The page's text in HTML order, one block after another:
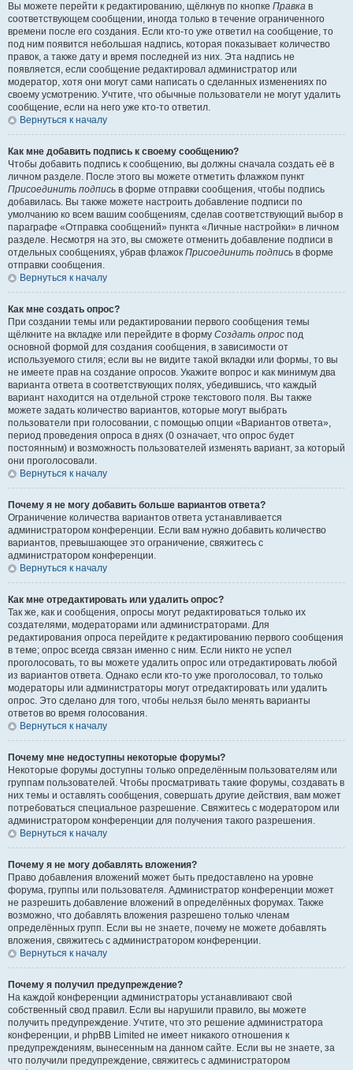
Вы можете перейти к редактированию, щёлкнув по кнопке Правка в
соответствующем сообщении, иногда только в течение ограниченного
времени после его создания. Если кто-то уже ответил на сообщение, то
под ним появится небольшая надпись, которая показывает количество
правок, а также дату и время последней из них. Эта надпись не
появляется, если сообщение редактировал администратор или
модератор, хотя они могут сами написать о сделанных изменениях по
своему усмотрению. Учтите, что обычные пользователи не могут удалить
сообщение, если на него уже кто-то ответил.
Вернуться к началу
Как мне добавить подпись к своему сообщению?
Чтобы добавить подпись к сообщению, вы должны сначала создать её в
личном разделе. После этого вы можете отметить флажком пункт
Присоединить подпись в форме отправки сообщения, чтобы подпись
добавилась. Вы также можете настроить добавление подписи по
умолчанию ко всем вашим сообщениям, сделав соответствующий выбор в
параграфе «Отправка сообщений» пункта «Личные настройки» в личном
разделе. Несмотря на это, вы сможете отменить добавление подписи в
отдельных сообщениях, убрав флажок Присоединить подпись в форме
отправки сообщения.
Вернуться к началу
Как мне создать опрос?
При создании темы или редактировании первого сообщения темы
щёлкните на вкладке или перейдите в форму Создать опрос под
основной формой для создания сообщения, в зависимости от
используемого стиля; если вы не видите такой вкладки или формы, то вы
не имеете прав на создание опросов. Укажите вопрос и как минимум два
варианта ответа в соответствующих полях, убедившись, что каждый
вариант находится на отдельной строке текстового поля. Вы также
можете задать количество вариантов, которые могут выбрать
пользователи при голосовании, с помощью опции «Вариантов ответа»,
период проведения опроса в днях (0 означает, что опрос будет
постоянным) и возможность пользователей изменять вариант, за который
они проголосовали.
Вернуться к началу
Почему я не могу добавить больше вариантов ответа?
Ограничение количества вариантов ответа устанавливается
администратором конференции. Если вам нужно добавить количество
вариантов, превышающее это ограничение, свяжитесь с
администратором конференции.
Вернуться к началу
Как мне отредактировать или удалить опрос?
Так же, как и сообщения, опросы могут редактироваться только их
создателями, модераторами или администраторами. Для
редактирования опроса перейдите к редактированию первого сообщения
в теме; опрос всегда связан именно с ним. Если никто не успел
проголосовать, то вы можете удалить опрос или отредактировать любой
из вариантов ответа. Однако если кто-то уже проголосовал, то только
модераторы или администраторы могут отредактировать или удалить
опрос. Это сделано для того, чтобы нельзя было менять варианты
ответов во время голосования.
Вернуться к началу
Почему мне недоступны некоторые форумы?
Некоторые форумы доступны только определённым пользователям или
группам пользователей. Чтобы просматривать такие форумы, создавать в
них темы и оставлять сообщения, совершать другие действия, вам может
потребоваться специальное разрешение. Свяжитесь с модератором или
администратором конференции для получения такого разрешения.
Вернуться к началу
Почему я не могу добавлять вложения?
Право добавления вложений может быть предоставлено на уровне
форума, группы или пользователя. Администратор конференции может
не разрешить добавление вложений в определённых форумах. Также
возможно, что добавлять вложения разрешено только членам
определённых групп. Если вы не знаете, почему не можете добавлять
вложения, свяжитесь с администратором конференции.
Вернуться к началу
Почему я получил предупреждение?
На каждой конференции администраторы устанавливают свой
собственный свод правил. Если вы нарушили правило, вы можете
получить предупреждение. Учтите, что это решение администратора
конференции, и phpBB Limited не имеет никакого отношения к
предупреждениям, вынесенным на данном сайте. Если вы не знаете, за
что получили предупреждение, свяжитесь с администратором